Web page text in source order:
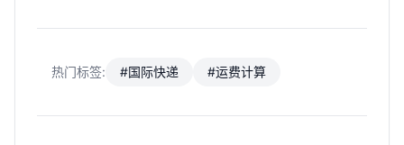
热门标签: #国际快递 #运费计算